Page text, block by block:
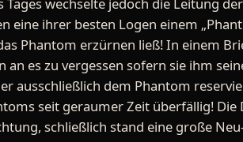
eine ihrer besten Logen einem
Phantom erzürnen ließ! In einem
an es zu vergessen sofern sie ihm
ausschließlich dem Phantom
seit geraumer Zeit überfällig!
schließlich stand eine große